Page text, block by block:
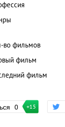
во фильмов
фильм
фильм
0 +15